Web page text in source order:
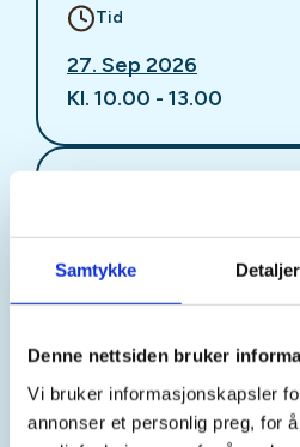
Samtykke Detaljer
Denne nettsiden bruker
Vi bruker informasjonskapsler
annonser et personlig preg, for
Tid
27. Sep 2026
Kl. 10.00 - 13.00
Asker JFF
Vi har hatt et par turer med